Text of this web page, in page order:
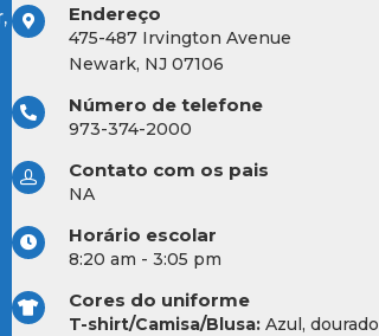
Endereço
475-487 Irvington Avenue
Newark, NJ 07106
Número de telefone
973-374-2000
Contato com os pais
NA
Horário escolar
8:20 am - 3:05 pm
Cores do uniforme
T-shirt/Camisa/Blusa: Azul, dourado